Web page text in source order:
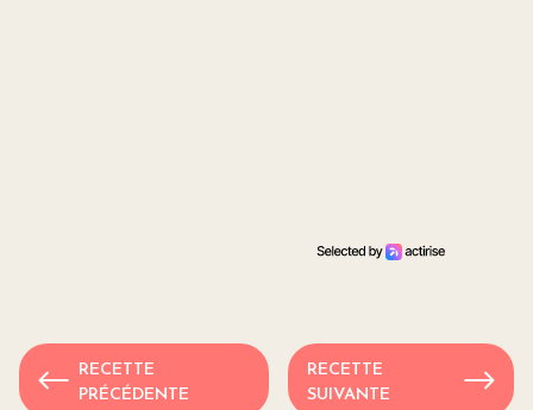
RECETTE
PRÉCÉDENTE
RECETTE
SUIVANTE